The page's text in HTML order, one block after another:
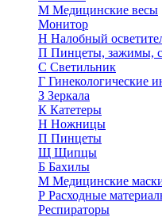
М Медицинские весы
Монитор
Н Налобный
П Пинцеты, зажимы,
С Светильник
Г Гинекологические
З Зеркала
К Катетеры
Н Ножницы
П Пинцеты
Щ Щипцы
Б Бахилы
М Медицинские
Р Расходные
Респираторы